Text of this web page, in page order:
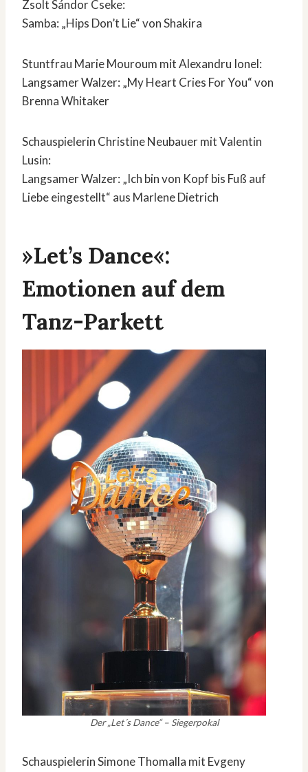
Zsolt Sándor Cseke:
Samba: „Hips Don’t Lie“ von Shakira
Stuntfrau Marie Mouroum mit Alexandru Ionel:
Langsamer Walzer: „My Heart Cries For You“ von
Brenna Whitaker
Schauspielerin Christine Neubauer mit Valentin
Lusin:
Langsamer Walzer: „Ich bin von Kopf bis Fuß auf
Liebe eingestellt“ aus Marlene Dietrich
»Let’s Dance«:
Emotionen auf dem
Tanz-Parkett
Der „Let´s Dance“ – Siegerpokal
Schauspielerin Simone Thomalla mit Evgeny